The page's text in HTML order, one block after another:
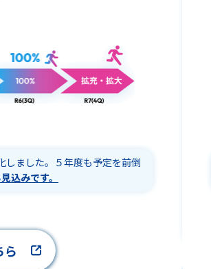
しました。５年度も予定を前倒
込みです。
ら